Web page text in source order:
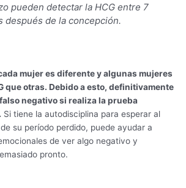
pueden detectar la HCG entre 7
después de la concepción.
mujer es diferente y algunas mujeres
que otras. Debido a esto, definitivamente
negativo si realiza la prueba
Si tiene la autodisciplina para esperar al
su período perdido, puede ayudar a
de ver algo negativo y
pronto.